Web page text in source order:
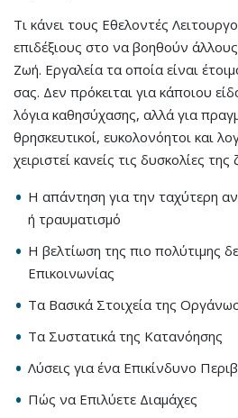
Τι κάνει τους Εθελοντές
επιδέξιους στο να βοηθούν
Ζωή. Εργαλεία τα οποία είναι
σας. Δεν πρόκειται για κάποιου
λόγια καθησύχασης, αλλά για
θρησκευτικοί, ευκολονόητοι και
χειριστεί κανείς τις δυσκολίες
H απάντηση για την ταχύτερη
ή τραυματισμό
H βελτίωση της πιο πολύτιμης
Επικοινωνίας
Τα Βασικά Στοιχεία της
Τα Συστατικά της Κατανόησης
Λύσεις για ένα Επικίνδυνο
Πώς να Επιλύετε Διαμάχες